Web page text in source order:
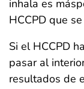
inhala es
HCCPD que
Si el HCCPD
pasar al
resultados de